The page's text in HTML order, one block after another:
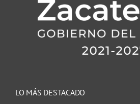
LO MÁS DESTACADO